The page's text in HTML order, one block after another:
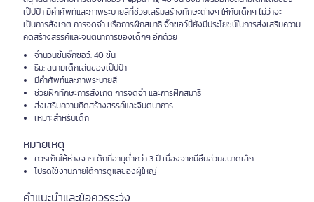
เป๊ปป้า มีคำศัพท์และภาพระบายสีที่ช่วยเสริมสร้างทักษะต่างๆ ให้กับเด็กๆ ไม่ว่าจะ
เป็นการสังเกต การจดจำ หรือการฝึกสมาธิ จิ๊กซอว์นี้ยังมีประโยชน์ในการส่งเสริมความ
คิดสร้างสรรค์และจินตนาการของเด็กๆ อีกด้วย
จำนวนชิ้นจิ๊กซอว์: 40 ชิ้น
ธีม: สนามเด็กเล่นของเป๊ปป้า
มีคำศัพท์และภาพระบายสี
ช่วยฝึกทักษะการสังเกต การจดจำ และการฝึกสมาธิ
ส่งเสริมความคิดสร้างสรรค์และจินตนาการ
เหมาะสำหรับเด็ก
หมายเหตุ
ควรเก็บให้ห่างจากเด็กที่อายุต่ำกว่า 3 ปี เนื่องจากมีชิ้นส่วนขนาดเล็ก
โปรดใช้งานภายใต้การดูแลของผู้ใหญ่
คำแนะนำและข้อควรระวัง